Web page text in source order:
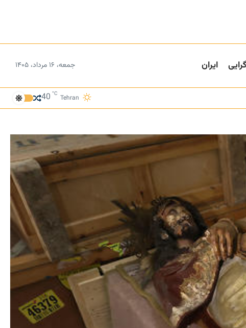
ایران جمعه، ۱۶ مرداد، ۱۴۰۵
Tehran
40 °C